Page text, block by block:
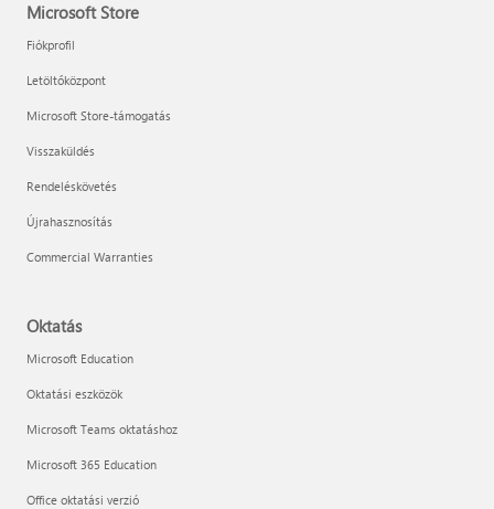
Microsoft Store
Fiókprofil
Letöltőközpont
Microsoft Store-támogatás
Visszaküldés
Rendeléskövetés
Újrahasznosítás
Commercial Warranties
Oktatás
Microsoft Education
Oktatási eszközök
Microsoft Teams oktatáshoz
Microsoft 365 Education
Office oktatási verzió